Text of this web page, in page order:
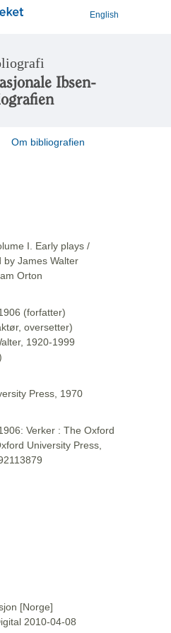
English
Ibsen-
Om bibliografien
I. Early plays /
by James Walter
Orton
(forfatter)
oversetter)
1920-1999
Press, 1970
Verker : The Oxford
University Press,
[Norge]
2010-04-08